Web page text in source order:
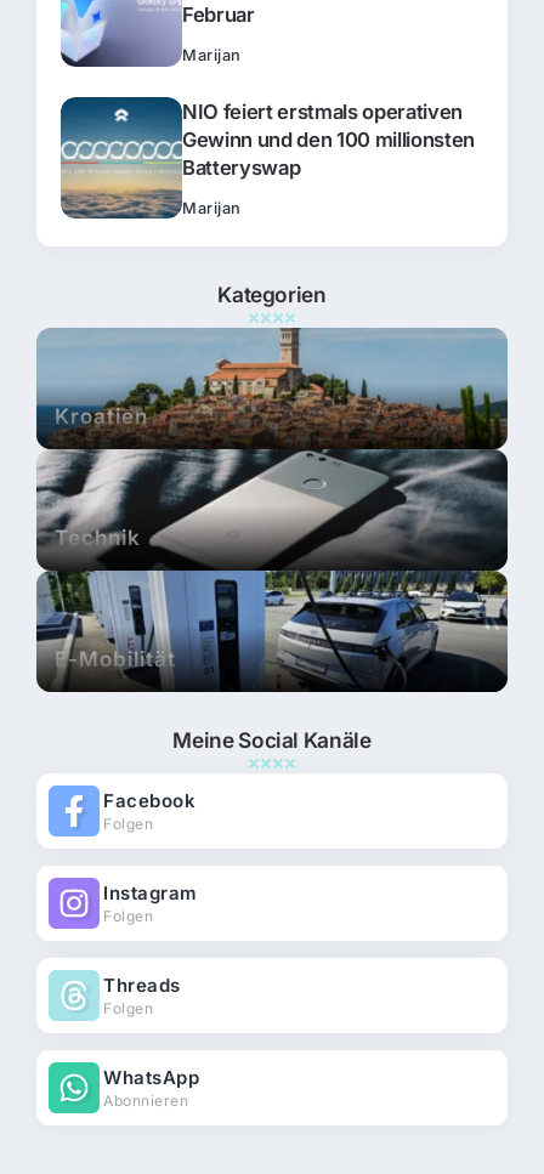
Februar
Marijan
NIO feiert erstmals operativen
Gewinn und den 100 millionsten
Batteryswap
Marijan
Kategorien
Kroatien
Technik
E-Mobilität
Meine Social Kanäle
Facebook
Folgen
Instagram
Folgen
Threads
Folgen
WhatsApp
Abonnieren